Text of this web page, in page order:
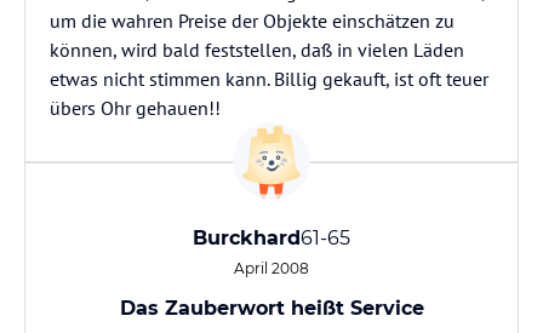
um die wahren Preise der Objekte einschätzen zu
können, wird bald feststellen, daß in vielen Läden
etwas nicht stimmen kann. Billig gekauft, ist oft teuer
übers Ohr gehauen!!
Burckhard61-65
April 2008
Das Zauberwort heißt Service